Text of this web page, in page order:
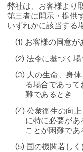
弊社は、お客様より
第三者に開示・提供
いずれかに該当する
(1) お客様の同意が
(2) 法令に基づく場
(3) 人の生命、身
る場合であって
難であるとき
(4) 公衆衛生の向
に特に必要があ
ことが困難であ
(5) 国の機関若し